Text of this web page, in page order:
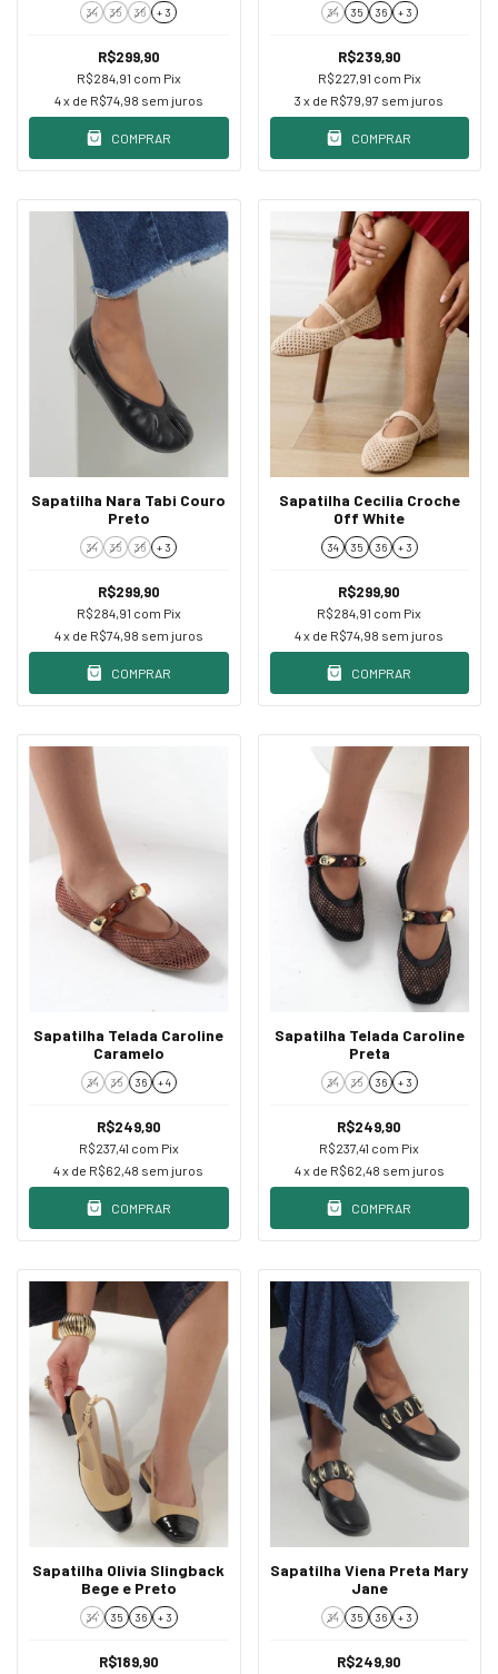
34 35 36 + 3
R$299,90
R$284,91 com Pix
4x de R$74,98 sem juros
COMPRAR
34 35 36 + 3
R$239,90
R$227,91 com Pix
3 x de R$79,97 sem juros
COMPRAR
Sapatilha Nara Tabi Couro
Preto
34 35 36 + 3
R$299,90
R$284,91 com Pix
4x de R$74,98 sem juros
COMPRAR
Sapatilha Cecilia Croche
Off White
34 35 36 + 3
R$299,90
R$284,91 com Pix
4x de R$74,98 sem juros
COMPRAR
Sapatilha Telada Caroline
Caramelo
34 35 36 + 4
R$249,90
R$237,41 com Pix
4x de R$62,48 sem juros
COMPRAR
Sapatilha Telada Caroline
Preta
34 35 36 + 3
R$249,90
R$237,41 com Pix
4x de R$62,48 sem juros
COMPRAR
Sapatilha Olivia Slingback
Bege e Preto
34' 35 36 + 3
R$189,90
Sapatilha Viena Preta Mary
Jane
34 35 36 + 3
R$249,90